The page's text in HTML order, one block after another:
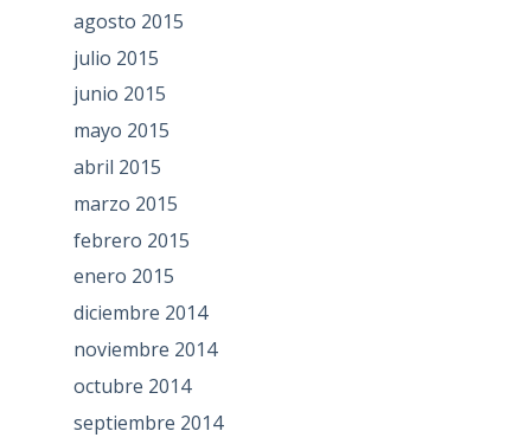
agosto 2015
julio 2015
junio 2015
mayo 2015
abril 2015
marzo 2015
febrero 2015
enero 2015
diciembre 2014
noviembre 2014
octubre 2014
septiembre 2014